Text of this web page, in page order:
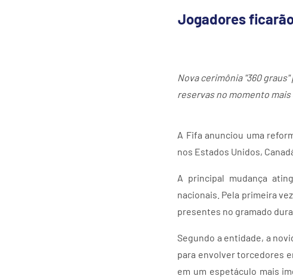
Jogadores
Nova cerimônia "360
reservas no momento
A Fifa anunciou uma
nos Estados Unidos,
A principal mudança
nacionais. Pela primeira
presentes no gramado
Segundo a entidade, a
para envolver torcedores
em um espetáculo mais